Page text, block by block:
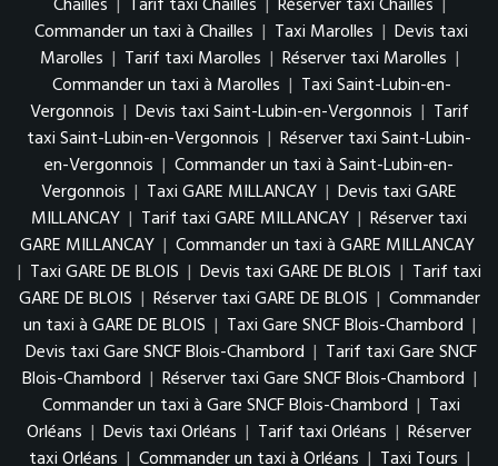
Chailles | Tarif taxi Chailles | Réserver taxi Chailles |
Commander un taxi à Chailles | Taxi Marolles | Devis taxi
Marolles | Tarif taxi Marolles | Réserver taxi Marolles |
Commander un taxi à Marolles | Taxi Saint-Lubin-en-
Vergonnois | Devis taxi Saint-Lubin-en-Vergonnois | Tarif
taxi Saint-Lubin-en-Vergonnois | Réserver taxi Saint-Lubin-
en-Vergonnois | Commander un taxi à Saint-Lubin-en-
Vergonnois | Taxi GARE MILLANCAY | Devis taxi GARE
MILLANCAY | Tarif taxi GARE MILLANCAY | Réserver taxi
GARE MILLANCAY | Commander un taxi à GARE MILLANCAY
| Taxi GARE DE BLOIS | Devis taxi GARE DE BLOIS | Tarif taxi
GARE DE BLOIS | Réserver taxi GARE DE BLOIS | Commander
un taxi à GARE DE BLOIS | Taxi Gare SNCF Blois-Chambord |
Devis taxi Gare SNCF Blois-Chambord | Tarif taxi Gare SNCF
Blois-Chambord | Réserver taxi Gare SNCF Blois-Chambord |
Commander un taxi à Gare SNCF Blois-Chambord | Taxi
Orléans | Devis taxi Orléans | Tarif taxi Orléans | Réserver
taxi Orléans | Commander un taxi à Orléans | Taxi Tours |